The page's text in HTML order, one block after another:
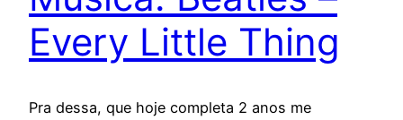
Every Little Thing
Pra dessa, que hoje completa 2 anos me